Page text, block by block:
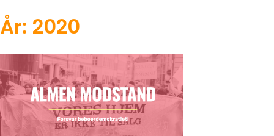
År: 2020